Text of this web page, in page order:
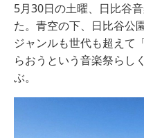
5月30日の土曜、日比谷
た。青空の下、日比谷公
ジャンルも世代も超えて
らおうという音楽祭らし
ぶ。